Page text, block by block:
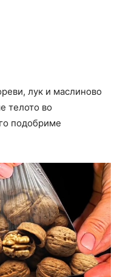
лук и маслиново
телото во
подобриме